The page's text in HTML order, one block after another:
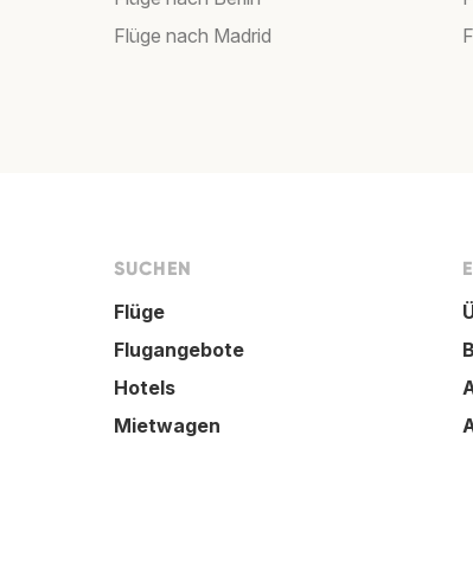
Flüge nach Madrid
SUCHEN
Flüge
Flugangebote
Hotels
Mietwagen